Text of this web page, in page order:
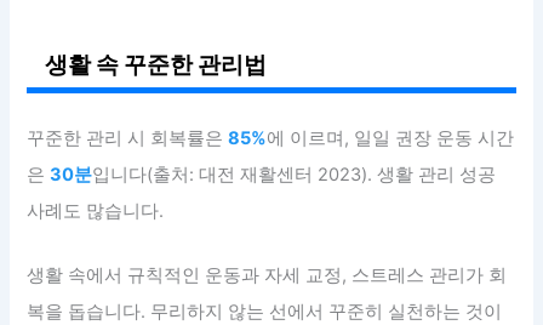
생활 속 꾸준한 관리법
꾸준한 관리 시 회복률은85%에 이르며, 일일 권장 운동 시간
은30분입니다(출처: 대전 재활센터 2023). 생활 관리 성공
사례도 많습니다.
생활 속에서 규칙적인 운동과 자세 교정, 스트레스 관리가 회
복을 돕습니다. 무리하지 않는 선에서 꾸준히 실천하는 것이